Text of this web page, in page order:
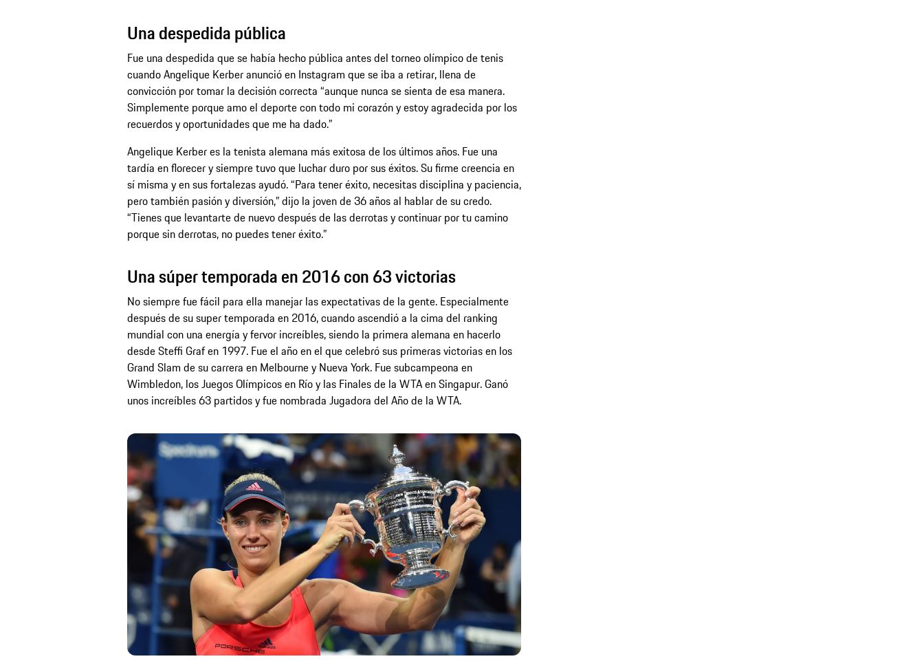
Una despedida pública
Fue una despedida que se había hecho pública antes del torneo olímpico de tenis
cuando Angelique Kerber anunció en Instagram que se iba a retirar, llena de
convicción por tomar la decisión correcta “aunque nunca se sienta de esa manera.
Simplemente porque amo el deporte con todo mi corazón y estoy agradecida por los
recuerdos y oportunidades que me ha dado.”
Angelique Kerber es la tenista alemana más exitosa de los últimos años. Fue una
tardía en florecer y siempre tuvo que luchar duro por sus éxitos. Su firme creencia en
sí misma y en sus fortalezas ayudó. “Para tener éxito, necesitas disciplina y paciencia,
pero también pasión y diversión,” dijo la joven de 36 años al hablar de su credo.
“Tienes que levantarte de nuevo después de las derrotas y continuar por tu camino
porque sin derrotas, no puedes tener éxito.”
Una súper temporada en 2016 con 63 victorias
No siempre fue fácil para ella manejar las expectativas de la gente. Especialmente
después de su super temporada en 2016, cuando ascendió a la cima del ranking
mundial con una energía y fervor increíbles, siendo la primera alemana en hacerlo
desde Steffi Graf en 1997. Fue el año en el que celebró sus primeras victorias en los
Grand Slam de su carrera en Melbourne y Nueva York. Fue subcampeona en
Wimbledon, los Juegos Olímpicos en Río y las Finales de la WTA en Singapur. Ganó
unos increíbles 63 partidos y fue nombrada Jugadora del Año de la WTA.